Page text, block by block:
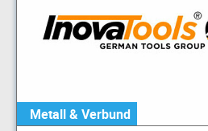
Metall & Verbund